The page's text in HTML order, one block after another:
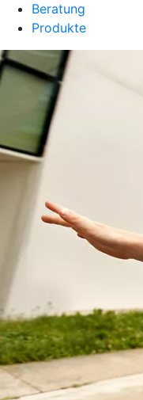
Beratung
Produkte